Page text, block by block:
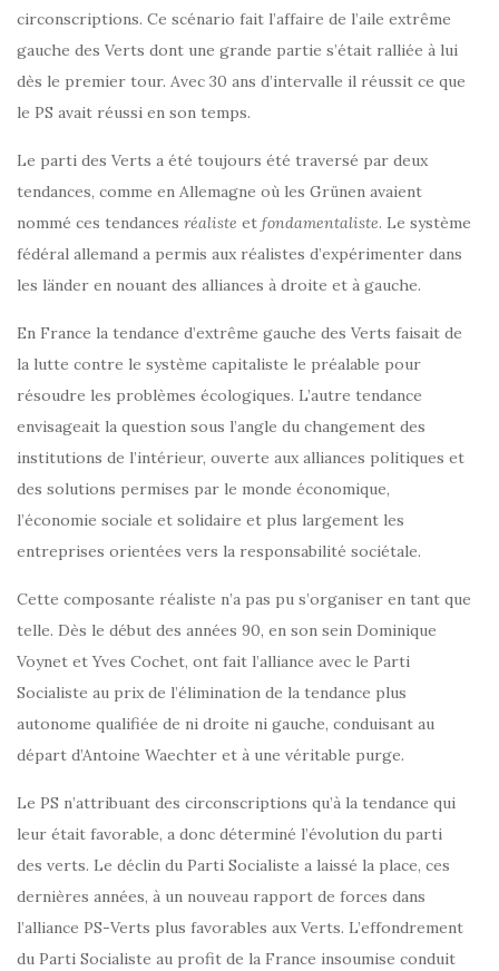
circonscriptions. Ce scénario fait l’affaire de l’aile extrême
gauche des Verts dont une grande partie s’était ralliée à lui
dès le premier tour. Avec 30 ans d’intervalle il réussit ce que
le PS avait réussi en son temps.
Le parti des Verts a été toujours été traversé par deux
tendances, comme en Allemagne où les Grünen avaient
nommé ces tendances réaliste et fondamentaliste. Le système
fédéral allemand a permis aux réalistes d’expérimenter dans
les länder en nouant des alliances à droite et à gauche.
En France la tendance d’extrême gauche des Verts faisait de
la lutte contre le système capitaliste le préalable pour
résoudre les problèmes écologiques. L’autre tendance
envisageait la question sous l’angle du changement des
institutions de l’intérieur, ouverte aux alliances politiques et
des solutions permises par le monde économique,
l’économie sociale et solidaire et plus largement les
entreprises orientées vers la responsabilité sociétale.
Cette composante réaliste n’a pas pu s’organiser en tant que
telle. Dès le début des années 90, en son sein Dominique
Voynet et Yves Cochet, ont fait l’alliance avec le Parti
Socialiste au prix de l’élimination de la tendance plus
autonome qualifiée de ni droite ni gauche, conduisant au
départ d’Antoine Waechter et à une véritable purge.
Le PS n’attribuant des circonscriptions qu’à la tendance qui
leur était favorable, a donc déterminé l’évolution du parti
des verts. Le déclin du Parti Socialiste a laissé la place, ces
dernières années, à un nouveau rapport de forces dans
l’alliance PS-Verts plus favorables aux Verts. L’effondrement
du Parti Socialiste au profit de la France insoumise conduit